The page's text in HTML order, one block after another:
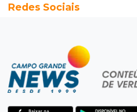
Túmulos são quebrados e
Transportes
Nova lei prevê multa de até
quem pagar frete abaixo do
Redes Sociais